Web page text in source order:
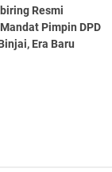
Resmi
Pimpin DPD
Era Baru